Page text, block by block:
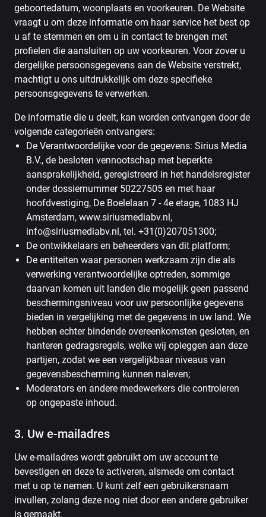
geboortedatum, woonplaats en voorkeuren. De Website
vraagt ​​u om deze informatie om haar service het best op
u af te stemmen en om u in contact te brengen met
profielen die aansluiten op uw voorkeuren. Voor zover u
dergelijke persoonsgegevens aan de Website verstrekt,
machtigt u ons uitdrukkelijk om deze specifieke
persoonsgegevens te verwerken.
De informatie die u deelt, kan worden ontvangen door de
volgende categorieën ontvangers:
De Verantwoordelijke voor de gegevens: Sirius Media
B.V., de besloten vennootschap met beperkte
aansprakelijkheid, geregistreerd in het handelsregister
onder dossiernummer 50227505 en met haar
hoofdvestiging, De Boelelaan 7 - 4e etage, 1083 HJ
Amsterdam, www.siriusmediabv.nl,
info@siriusmediabv.nl, tel. +31(0)207051300;
De ontwikkelaars en beheerders van dit platform;
De entiteiten waar personen werkzaam zijn die als
verwerking verantwoordelijke optreden, sommige
daarvan komen uit landen die mogelijk geen passend
beschermingsniveau voor uw persoonlijke gegevens
bieden in vergelijking met de gegevens in uw land. We
hebben echter bindende overeenkomsten gesloten, en
hanteren gedragsregels, welke wij opleggen aan deze
partijen, zodat we een vergelijkbaar niveaus van
gegevensbescherming kunnen naleven;
Moderators en andere medewerkers die controleren
op ongepaste inhoud.
3. Uw e-mailadres
Uw e-mailadres wordt gebruikt om uw account te
bevestigen en deze te activeren, alsmede om contact
met u op te nemen. U kunt zelf een gebruikersnaam
invullen, zolang deze nog niet door een andere gebruiker
is gemaakt.